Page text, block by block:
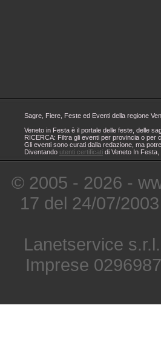
Sagre, Fiere, Feste ed Eventi della regione
Veneto in Festa è il portale delle feste, delle
RICERCA: Filtra gli eventi per provincia o per
Gli eventi sono curati dalla redazione, ma
Diventando utenti certificati di Veneto In
© 2005 - 2026 -
17 del 24/07/
Lanetservice
Imprese